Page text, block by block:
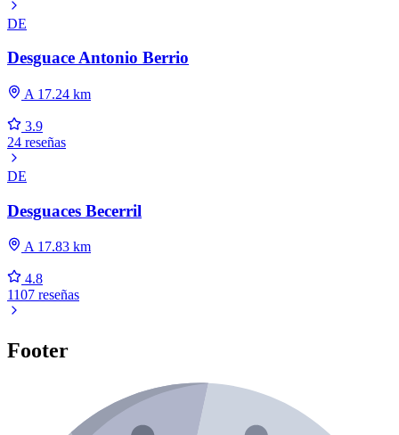
DE
Desguace Antonio Berrio
A 17.24 km
3.9
24 reseñas
DE
Desguaces Becerril
A 17.83 km
4.8
1107 reseñas
Footer